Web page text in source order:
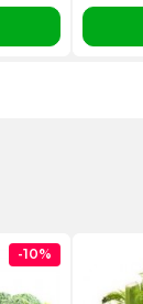
-10%